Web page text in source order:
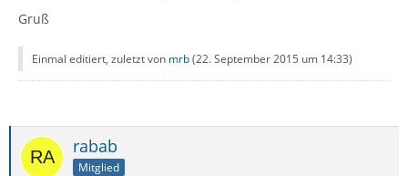
Gruß
Einmal editiert, zuletzt von mrb(22. September 2015 um 14:33)
rabab
Mitglied